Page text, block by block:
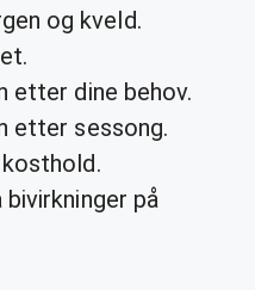
og kveld.
etter dine behov.
etter sessong.
bivirkninger på